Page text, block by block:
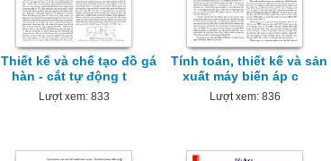
Thiết kế và chế tạo đồ gá
hàn - cắt tự động t
Lượt xem: 833
Tính toán, thiết kế và sản
xuất máy biến áp c
Lượt xem: 836